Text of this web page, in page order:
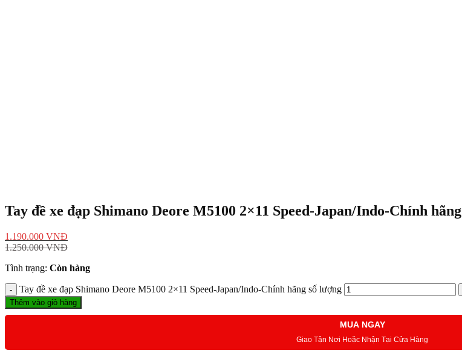
Tay đề xe đạp Shimano Deore M5100 2×11 Speed-Japan/Indo-Chính hãng
1.190.000 VNĐ
1.250.000VNĐ
Tình trạng: Còn hàng
Tay đề xe đạp Shimano Deore M5100 2×11 Speed-Japan/Indo-Chính hãng số lượng
Thêm vào giỏ hàng
MUA NGAY
Giao Tận Nơi Hoặc Nhận Tại Cửa Hàng